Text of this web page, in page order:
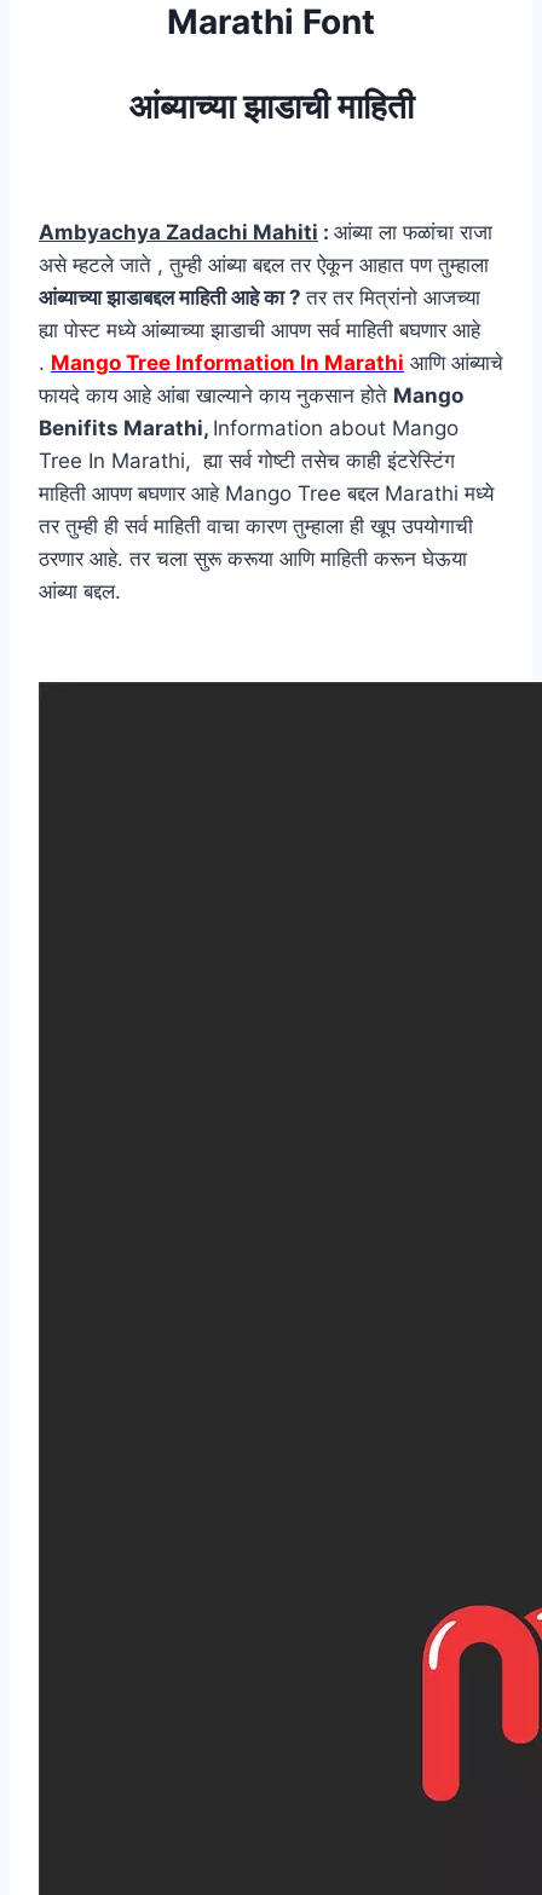
Marathi Font
आंब्याच्या झाडाची माहिती
Ambyachya Zadachi Mahiti : आंब्या ला फळांचा राजा
असे म्हटले जाते , तुम्ही आंब्या बद्दल तर ऐकून आहात पण तुम्हाला
आंब्याच्या झाडाबद्दल माहिती आहे का ?तर तर मित्रांनो आजच्या
ह्या पोस्ट मध्ये आंब्याच्या झाडाची आपण सर्व माहिती बघणार आहे
. Mango Tree Information In Marathi आणि आंब्याचे
फायदे काय आहे आंबा खाल्याने काय नुकसान होते Mango
Benifits Marathi, Information about Mango
Tree In Marathi, ह्या सर्व गोष्टी तसेच काही इंटरेस्टिंग
माहिती आपण बघणार आहे Mango Tree बद्दल Marathi मध्ये
तर तुम्ही ही सर्व माहिती वाचा कारण तुम्हाला ही खूप उपयोगाची
ठरणार आहे. तर चला सुरू करूया आणि माहिती करून घेऊया
आंब्या बद्दल.